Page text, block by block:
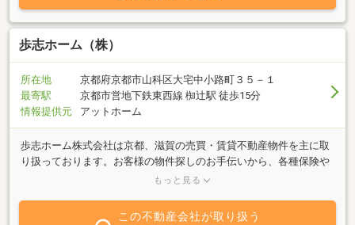
歩志ホーム（株）
所在地
京都府京都市山科区大宅中小路町３５－１
最寄駅
京都市営地下鉄東西線 椥辻駅 徒歩15分
情報提供元
アットホーム
歩志ホーム株式会社は京都、滋賀の売買・賃貸不動産物件を主に取
り扱っております。お客様の物件探しのお手伝いから、各種保険や
資金相談、設計や施工のご相談も承ります。お気軽にお問合せ下さ
もっと見る
この不動産会社が取り扱う